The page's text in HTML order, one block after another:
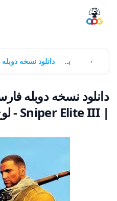
بازی‌ها
| Sniper Elite III - لوح نقره‌ای